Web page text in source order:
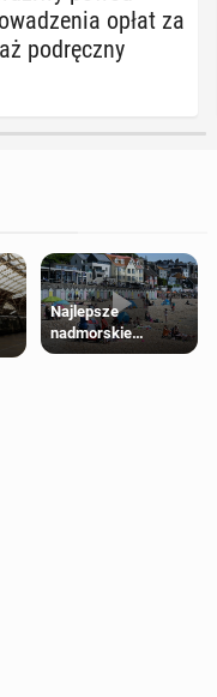
opłat za
pod­ręcz­ny
Najlepsze
nadmorskie
miasteczko blisko